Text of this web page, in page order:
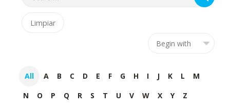
All A B C D E F G H I J K L
M
N
O P Q R S T U V W X Y Z